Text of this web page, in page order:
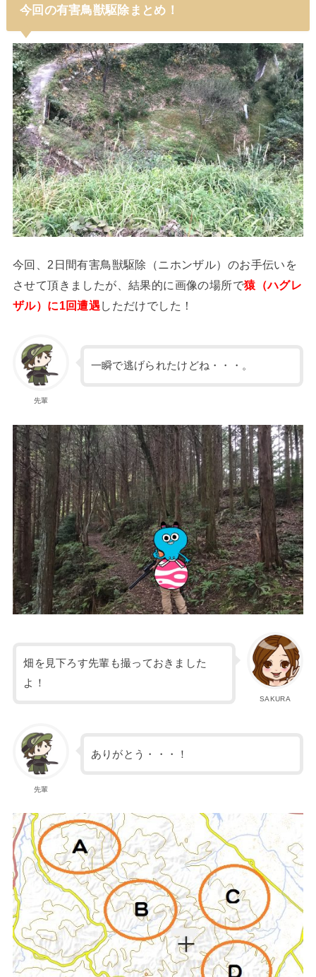
今回の有害鳥獣駆除まとめ！
今回、2日間有害鳥獣駆除（ニホンザル）のお手伝いを
させて頂きましたが、結果的に画像の場所で猿（ハグレ
ザル）に1回遭遇 しただけでした！
先輩
一瞬で逃げられたけどね・・・。
SAKURA
畑を見下ろす先輩も撮っておきました
よ！
先輩
ありがとう・・・！